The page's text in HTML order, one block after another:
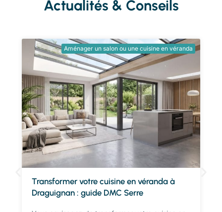
Actualités & Conseils
Aménager un salon ou une cuisine en véranda
Transformer votre cuisine en véranda à
Draguignan : guide DMC Serre